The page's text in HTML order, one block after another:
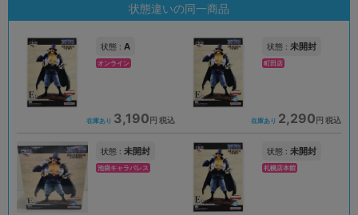
状態違いの同一商品
状態 : A
オンライン
在庫あり 3,190 円 税込
状態 : 未開封
町田店
在庫あり 2,290 円 税込
状態 : 未開封
池袋キャラパレス
状態 : 未開封
札幌店本館